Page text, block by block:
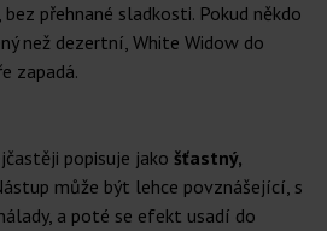
přehnané sladkosti. Pokud někdo
než dezertní, White Widow do
zapadá.
popisuje jako šťastný,
může být lehce povznášející, s
a poté se efekt usadí do